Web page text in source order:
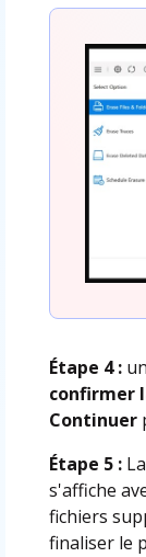
Étape 4 :
confirmer
Continuer
Étape 5 :
s'affiche
fichiers
finaliser le